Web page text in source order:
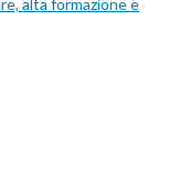
alta formazione e